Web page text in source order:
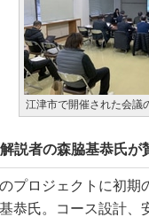
江津市で開催された会議
説者の森脇基恭氏が
プロジェクトに初期
恭氏。コース設計、